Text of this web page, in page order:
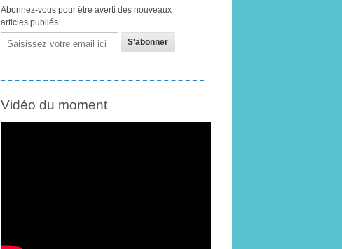
Abonnez-vous pour être averti des nouveaux
articles publiés.
Email
Vidéo du moment